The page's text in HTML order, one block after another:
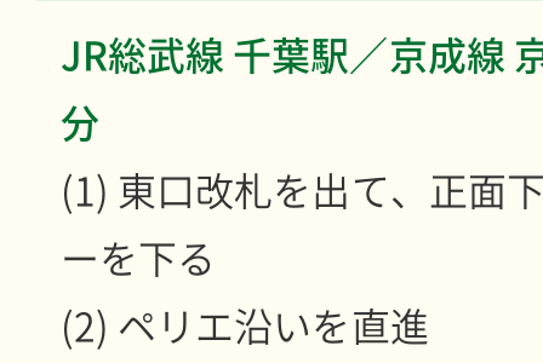
JR総武線 千葉駅／京成線
分
(1) 東口改札を出て、正面
ーを下る
(2) ペリエ沿いを直進